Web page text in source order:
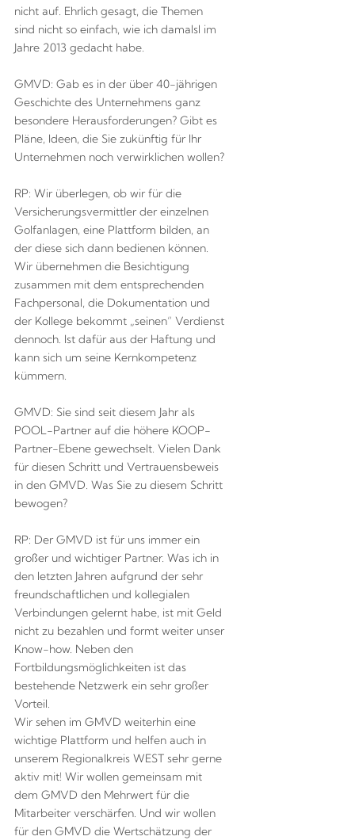
nicht auf. Ehrlich gesagt, die Themen
sind nicht so einfach, wie ich damalsl im
Jahre 2013 gedacht habe.
GMVD: Gab es in der über 40-jährigen
Geschichte des Unternehmens ganz
besondere Herausforderungen? Gibt es
Pläne, Ideen, die Sie zukünftig für Ihr
Unternehmen noch verwirklichen wollen?
RP: Wir überlegen, ob wir für die
Versicherungsvermittler der einzelnen
Golfanlagen, eine Plattform bilden, an
der diese sich dann bedienen können.
Wir übernehmen die Besichtigung
zusammen mit dem entsprechenden
Fachpersonal, die Dokumentation und
der Kollege bekommt „seinen“ Verdienst
dennoch. Ist dafür aus der Haftung und
kann sich um seine Kernkompetenz
kümmern.
GMVD: Sie sind seit diesem Jahr als
POOL-Partner auf die höhere KOOP-
Partner-Ebene gewechselt. Vielen Dank
für diesen Schritt und Vertrauensbeweis
in den GMVD. Was Sie zu diesem Schritt
bewogen?
RP: Der GMVD ist für uns immer ein
großer und wichtiger Partner. Was ich in
den letzten Jahren aufgrund der sehr
freundschaftlichen und kollegialen
Verbindungen gelernt habe, ist mit Geld
nicht zu bezahlen und formt weiter unser
Know-how. Neben den
Fortbildungsmöglichkeiten ist das
bestehende Netzwerk ein sehr großer
Vorteil.
Wir sehen im GMVD weiterhin eine
wichtige Plattform und helfen auch in
unserem Regionalkreis WEST sehr gerne
aktiv mit! Wir wollen gemeinsam mit
dem GMVD den Mehrwert für die
Mitarbeiter verschärfen. Und wir wollen
für den GMVD die Wertschätzung der